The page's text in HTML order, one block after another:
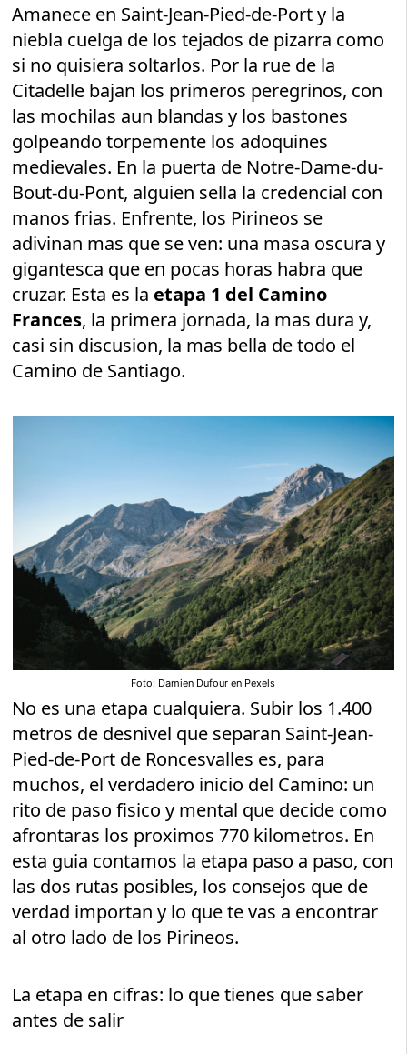
Amanece en Saint-Jean-Pied-de-Port y la
niebla cuelga de los tejados de pizarra como
si no quisiera soltarlos. Por la rue de la
Citadelle bajan los primeros peregrinos, con
las mochilas aun blandas y los bastones
golpeando torpemente los adoquines
medievales. En la puerta de Notre-Dame-du-
Bout-du-Pont, alguien sella la credencial con
manos frias. Enfrente, los Pirineos se
adivinan mas que se ven: una masa oscura y
gigantesca que en pocas horas habra que
cruzar. Esta es la etapa 1 del Camino
Frances, la primera jornada, la mas dura y,
casi sin discusion, la mas bella de todo el
Camino de Santiago.
Foto: Damien Dufour en Pexels
No es una etapa cualquiera. Subir los 1.400
metros de desnivel que separan Saint-Jean-
Pied-de-Port de Roncesvalles es, para
muchos, el verdadero inicio del Camino: un
rito de paso fisico y mental que decide como
afrontaras los proximos 770 kilometros. En
esta guia contamos la etapa paso a paso, con
las dos rutas posibles, los consejos que de
verdad importan y lo que te vas a encontrar
al otro lado de los Pirineos.
La etapa en cifras: lo que tienes que saber
antes de salir